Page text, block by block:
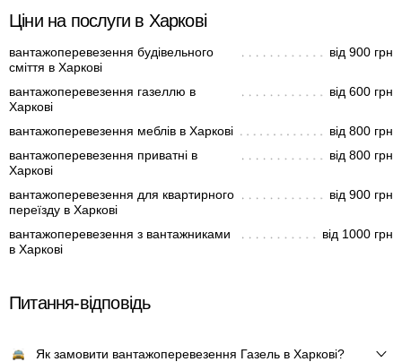
Ціни на послуги в Харкові
вантажоперевезення будівельного
сміття в Харкові
від 900 грн
вантажоперевезення газеллю в
Харкові
від 600 грн
вантажоперевезення меблів в Харкові
від 800 грн
вантажоперевезення приватні в
Харкові
від 800 грн
вантажоперевезення для квартирного
переїзду в Харкові
від 900 грн
вантажоперевезення з вантажниками
в Харкові
від 1000 грн
Питання-відповідь
Як замовити вантажоперевезення Газель в Харкові?